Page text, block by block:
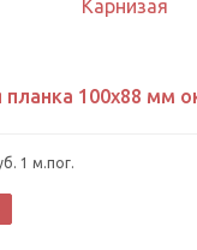
планка 100х88 мм
1 м.пог.